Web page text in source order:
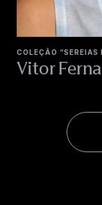
COLEÇÃO “SEREIAS
Vitor